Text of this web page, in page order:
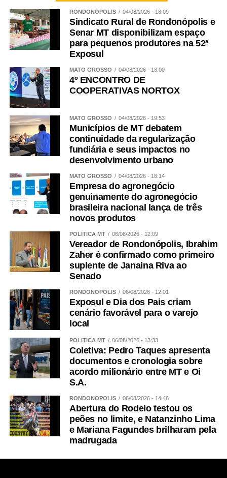
RONDONÓPOLIS 04/08/2026 - 18:09
Sindicato Rural de Rondonópolis e
Senar MT disponibilizam espaço
para pequenos produtores na 52ª
Exposul
MATO GROSSO 04/08/2026 - 18:00
4º ENCONTRO DE
COOPERATIVAS NORTOX
MATO GROSSO 04/08/2026 - 19:53
Municípios de MT debatem
continuidade da regularização
fundiária e seus impactos no
desenvolvimento urbano
MATO GROSSO 04/08/2026 - 18:14
Empresa do agronegócio
genuinamente do agronegócio
brasileira nacional lança de três
novos produtos
POLÍTICA MT 06/08/2026 - 12:09
Vereador de Rondonópolis, Ibrahim
Zaher é confirmado como primeiro
suplente de Janaina Riva ao
Senado
RONDONÓPOLIS 06/08/2026 - 12:01
Exposul e Dia dos Pais criam
cenário favorável para o varejo
local
POLÍTICA MT 06/08/2026 - 13:33
Coletiva: Pedro Taques apresenta
documentos e cronologia sobre
acordo milionário entre MT e Oi
S.A.
RONDONÓPOLIS 06/08/2026 - 14:46
Abertura do Rodeio testou os
peões no limite, e Natanzinho Lima
e Mariana Fagundes brilharam pela
madrugada